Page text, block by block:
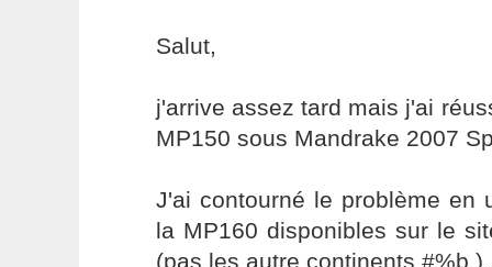
Salut,
j'arrive assez tard mais j'ai
MP150 sous Mandrake 2007
J'ai contourné le problème en
la MP160 disponibles sur le
(pas les autre continents #%b ).